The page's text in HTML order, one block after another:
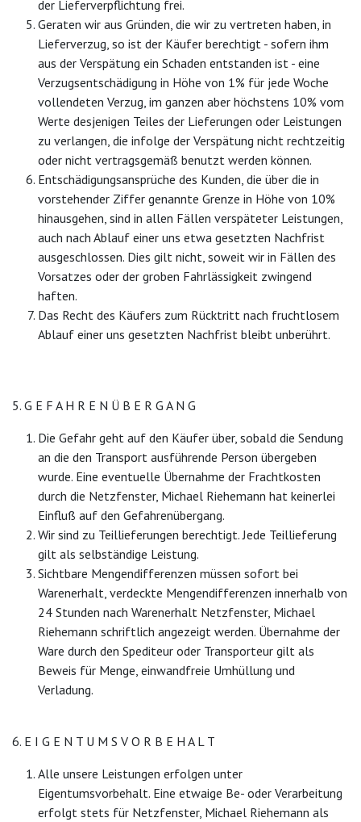
der Lieferverpflichtung frei.
Geraten wir aus Gründen, die wir zu vertreten haben, in
Lieferverzug, so ist der Käufer berechtigt - sofern ihm
aus der Verspätung ein Schaden entstanden ist - eine
Verzugsentschädigung in Höhe von 1% für jede Woche
vollendeten Verzug, im ganzen aber höchstens 10% vom
Werte desjenigen Teiles der Lieferungen oder Leistungen
zu verlangen, die infolge der Verspätung nicht rechtzeitig
oder nicht vertragsgemäß benutzt werden können.
Entschädigungsansprüche des Kunden, die über die in
vorstehender Ziffer genannte Grenze in Höhe von 10%
hinausgehen, sind in allen Fällen verspäteter Leistungen,
auch nach Ablauf einer uns etwa gesetzten Nachfrist
ausgeschlossen. Dies gilt nicht, soweit wir in Fällen des
Vorsatzes oder der groben Fahrlässigkeit zwingend
haften.
Das Recht des Käufers zum Rücktritt nach fruchtlosem
Ablauf einer uns gesetzten Nachfrist bleibt unberührt.
5. G E F A H R E N Ü B E R G A N G
Die Gefahr geht auf den Käufer über, sobald die Sendung
an die den Transport ausführende Person übergeben
wurde. Eine eventuelle Übernahme der Frachtkosten
durch die Netzfenster, Michael Riehemann hat keinerlei
Einfluß auf den Gefahrenübergang.
Wir sind zu Teillieferungen berechtigt. Jede Teillieferung
gilt als selbständige Leistung.
Sichtbare Mengendifferenzen müssen sofort bei
Warenerhalt, verdeckte Mengendifferenzen innerhalb von
24 Stunden nach Warenerhalt Netzfenster, Michael
Riehemann schriftlich angezeigt werden. Übernahme der
Ware durch den Spediteur oder Transporteur gilt als
Beweis für Menge, einwandfreie Umhüllung und
Verladung.
6. E I G E N T U M S V O R B E H A L T
Alle unsere Leistungen erfolgen unter
Eigentumsvorbehalt. Eine etwaige Be- oder Verarbeitung
erfolgt stets für Netzfenster, Michael Riehemann als